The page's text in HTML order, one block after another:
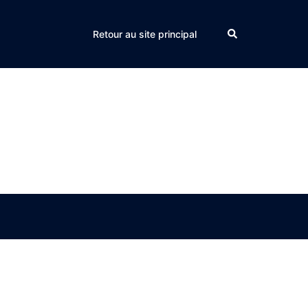
Retour au site principal Search